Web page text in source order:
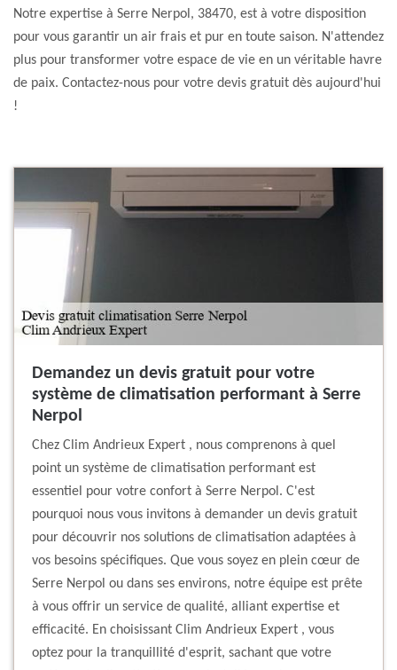
Notre expertise à Serre Nerpol, 38470, est à votre disposition
pour vous garantir un air frais et pur en toute saison. N'attendez
plus pour transformer votre espace de vie en un véritable havre
de paix. Contactez-nous pour votre devis gratuit dès aujourd'hui
!
Demandez un devis gratuit pour votre
système de climatisation performant à Serre
Nerpol
Chez Clim Andrieux Expert , nous comprenons à quel
point un système de climatisation performant est
essentiel pour votre confort à Serre Nerpol. C'est
pourquoi nous vous invitons à demander un devis gratuit
pour découvrir nos solutions de climatisation adaptées à
vos besoins spécifiques. Que vous soyez en plein cœur de
Serre Nerpol ou dans ses environs, notre équipe est prête
à vous offrir un service de qualité, alliant expertise et
efficacité. En choisissant Clim Andrieux Expert , vous
optez pour la tranquillité d'esprit, sachant que votre